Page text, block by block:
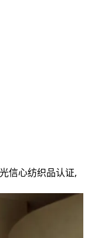
信心纺织品认证,